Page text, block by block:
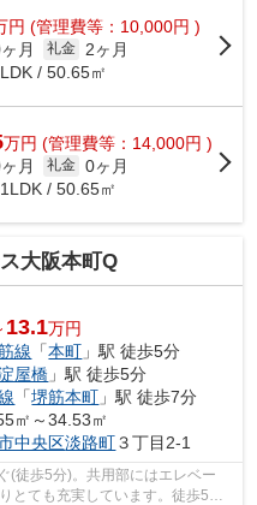
円 (管理費等：10,000円 )
月 礼金
2ヶ月
/ 50.65㎡
万円 (管理費等：14,000円 )
月 礼金 0ヶ月
/ 50.65㎡
大阪本町Q
13.1万円
線 「本町 」駅 徒歩5分
屋橋 」駅 徒歩5分
「堺筋本町 」駅 徒歩7分
㎡～34.53㎡
中央区淡路町３丁目2-1
(徒歩5分)。共用部にはエレベー
とても充実しています。徒歩5分